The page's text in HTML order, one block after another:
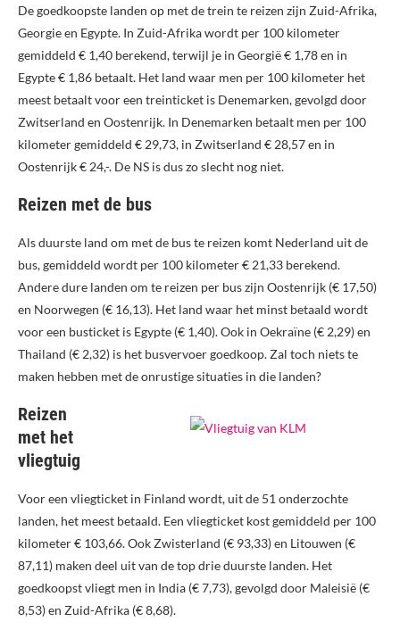
De goedkoopste landen op met de trein te reizen zijn Zuid-Afrika,
Georgie en Egypte. In Zuid-Afrika wordt per 100 kilometer
gemiddeld € 1,40 berekend, terwijl je in Georgië € 1,78 en in
Egypte € 1,86 betaalt. Het land waar men per 100 kilometer het
meest betaalt voor een treinticket is Denemarken, gevolgd door
Zwitserland en Oostenrijk. In Denemarken betaalt men per 100
kilometer gemiddeld € 29,73, in Zwitserland € 28,57 en in
Oostenrijk € 24,-. De NS is dus zo slecht nog niet.
Reizen met de bus
Als duurste land om met de bus te reizen komt Nederland uit de
bus, gemiddeld wordt per 100 kilometer € 21,33 berekend.
Andere dure landen om te reizen per bus zijn Oostenrijk (€ 17,50)
en Noorwegen (€ 16,13). Het land waar het minst betaald wordt
voor een busticket is Egypte (€ 1,40). Ook in Oekraïne (€ 2,29) en
Thailand (€ 2,32) is het busvervoer goedkoop. Zal toch niets te
maken hebben met de onrustige situaties in die landen?
Reizen
met het
vliegtuig
Voor een vliegticket in Finland wordt, uit de 51 onderzochte
landen, het meest betaald. Een vliegticket kost gemiddeld per 100
kilometer € 103,66. Ook Zwisterland (€ 93,33) en Litouwen (€
87,11) maken deel uit van de top drie duurste landen. Het
goedkoopst vliegt men in India (€ 7,73), gevolgd door Maleisië (€
8,53) en Zuid-Afrika (€ 8,68).